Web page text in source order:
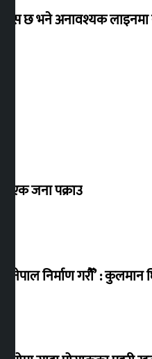
ग्यास छ भने अनावश्यक
एक जना पक्राउ
नेपाल निर्माण गरौँ’ : कुलमान